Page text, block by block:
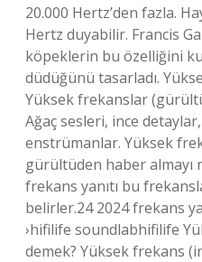
20.000 Hertz’den fazla.
Hertz duyabilir. Francis
köpeklerin bu özelliğini
düdüğünü tasarladı.
Yüksek frekanslar
Ağaç sesleri, ince
enstrümanlar. Yüksek
gürültüden haber almayı
frekans yanıtı bu
belirler.24 2024 frekans
›hifilife soundlabhifilife
demek? Yüksek frekans